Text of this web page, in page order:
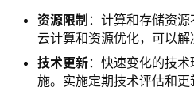
资源限制 ：计算和存储资
云计算和资源优化，可以解
技术更新：快速变化的技
施。实施定期技术评估和更